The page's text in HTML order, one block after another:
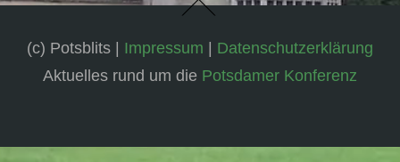
(c) Potsblits | Impressum | Datenschutzerklärung
Aktuelles rund um die Potsdamer Konferenz